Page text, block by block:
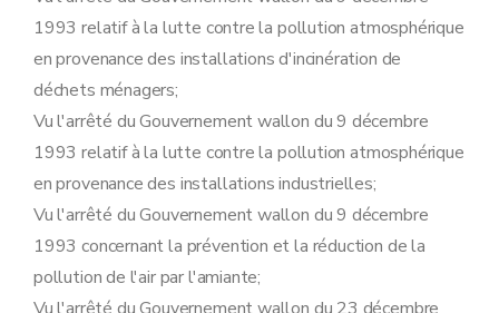
Art. 107
Art. 108
Section 8 Etude de caractérisation visée à l'article 79, §1
Art. 109
Section 9 Transformation et extension de l'établissement visé à l'article 10, §2, du décret
Art. 110
Sous-section première Procédure d'octroi du permis d'environnement
Art. 111
Procédure d'octroi du permis unique
Art. 112
Sous-section 3 Déclaration
Sous-section 4 Transformation et extension de l'établissement
Art. 114
1993 relatif à la lutte contre la pollution atmosphérique
en provenance des installations d'incinération de
déchets ménagers;
Vu l'arrêté du Gouvernement wallon du 9 décembre
1993 relatif à la lutte contre la pollution atmosphérique
en provenance des installations industrielles;
Vu l'arrêté du Gouvernement wallon du 9 décembre
1993 concernant la prévention et la réduction de la
pollution de l'air par l'amiante;